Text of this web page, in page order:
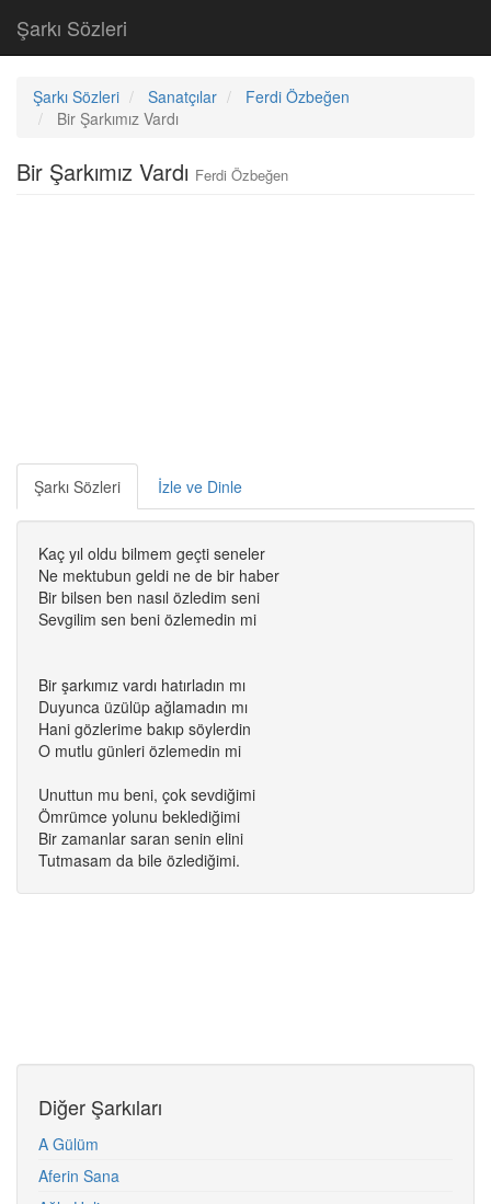
Şarkı Sözleri
Şarkı Sözleri Sanatçılar
Ferdi Özbeğen
Bir Şarkımız Vardı
Bir Şarkımız Vardı Ferdi Özbeğen
Şarkı Sözleri İzle ve Dinle
Kaç yıl oldu bilmem geçti seneler
Ne mektubun geldi ne de bir haber
Bir bilsen ben nasıl özledim seni
Sevgilim sen beni özlemedin mi
Bir şarkımız vardı hatırladın mı
Duyunca üzülüp ağlamadın mı
Hani gözlerime bakıp söylerdin
O mutlu günleri özlemedin mi
Unuttun mu beni, çok sevdiğimi
Ömrümce yolunu beklediğimi
Bir zamanlar saran senin elini
Tutmasam da bile özlediğimi.
Diğer Şarkıları
A Gülüm
Aferin Sana